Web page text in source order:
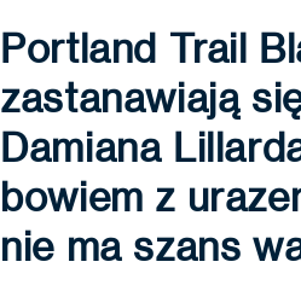
Portland Trail
zastanawiają
Damiana
bowiem z
nie ma szans